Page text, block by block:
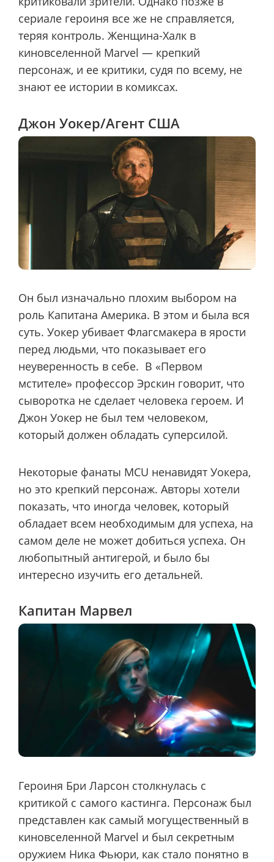
сериале героиня все же не справляется,
теряя контроль. Женщина-Халк в
киновселенной Marvel — крепкий
персонаж, и ее критики, судя по всему, не
знают ее истории в комиксах.
Джон Уокер/Агент США
Он был изначально плохим выбором на
роль Капитана Америка. В этом и была вся
суть. Уокер убивает Флагсмакера в ярости
перед людьми, что показывает его
неуверенность в себе. В «Первом
мстителе» профессор Эрскин говорит, что
сыворотка не сделает человека героем. И
Джон Уокер не был тем человеком,
который должен обладать суперсилой.
Некоторые фанаты MCU ненавидят Уокера,
но это крепкий персонаж. Авторы хотели
показать, что иногда человек, который
обладает всем необходимым для успеха, на
самом деле не может добиться успеха. Он
любопытный антигерой, и было бы
интересно изучить его детальней.
Капитан Марвел
Героиня Бри Ларсон столкнулась с
критикой с самого кастинга. Персонаж был
представлен как самый могущественный в
киновселенной Marvel и был секретным
оружием Ника Фьюри, как стало понятно в